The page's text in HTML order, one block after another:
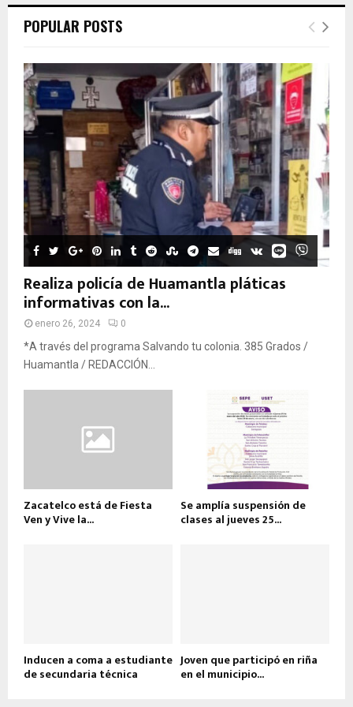
POPULAR POSTS
Realiza policía de Huamantla pláticas
informativas con la...
enero 26, 2024 0
*A través del programa Salvando tu colonia. 385 Grados /
Huamantla / REDACCIÓN...
Zacatelco está de Fiesta
Ven y Vive la...
Se amplía suspensión de
clases al jueves 25...
Inducen a coma a estudiante
de secundaria técnica
Joven que participó en riña
en el municipio...